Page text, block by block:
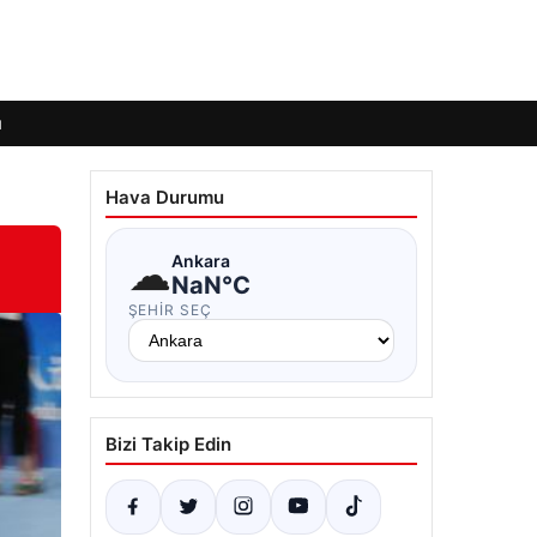
Hava Durumu
☁Ankara
NaN°C
ŞEHIR SEÇ
Bizi Takip Edin